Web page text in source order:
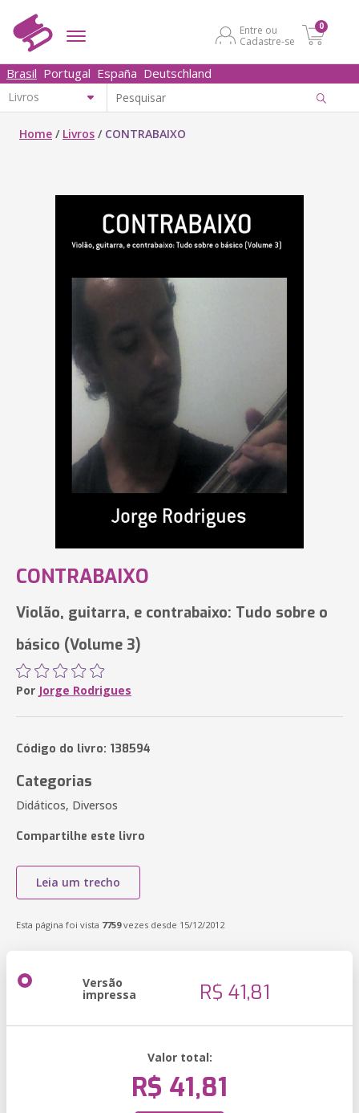
Entre ou
Cadastre-se
0
Brasil Portugal España Deutschland
Home / Livros / CONTRABAIXO
CONTRABAIXO
Violão, guitarra, e contrabaixo: Tudo sobre o
básico (Volume 3)
Por Jorge Rodrigues
Código do livro: 138594
Categorias
Didáticos, Diversos
Compartilhe este livro
Leia um trecho
Esta página foi vista 7759vezes desde 15/12/2012
Versão
impressa R$ 41,81
Valor total:
R$ 41,81